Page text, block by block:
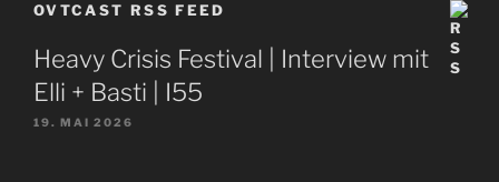
OVTCAST RSS FEED
Heavy Crisis Festival | Interview mit
Elli + Basti | I55
19. MAI 2026